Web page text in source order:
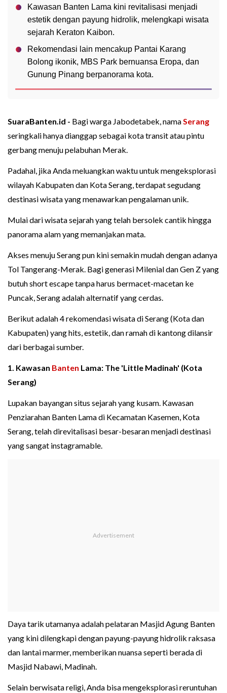
Kawasan Banten Lama kini revitalisasi menjadi
estetik dengan payung hidrolik, melengkapi wisata
sejarah Keraton Kaibon.
Rekomendasi lain mencakup Pantai Karang
Bolong ikonik, MBS Park bernuansa Eropa, dan
Gunung Pinang berpanorama kota.
SuaraBanten.id - Bagi warga Jabodetabek, namaSerang
seringkali hanya dianggap sebagai kota transit atau pintu
gerbang menuju pelabuhan Merak.
Padahal, jika Anda meluangkan waktu untuk mengeksplorasi
wilayah Kabupaten dan Kota Serang, terdapat segudang
destinasi wisata yang menawarkan pengalaman unik.
Mulai dari wisata sejarah yang telah bersolek cantik hingga
panorama alam yang memanjakan mata.
Akses menuju Serang pun kini semakin mudah dengan adanya
Tol Tangerang-Merak. Bagi generasi Milenial dan Gen Z yang
butuh short escape tanpa harus bermacet-macetan ke
Puncak, Serang adalah alternatif yang cerdas.
Berikut adalah 4 rekomendasi wisata di Serang (Kota dan
Kabupaten) yang hits, estetik, dan ramah di kantong dilansir
dari berbagai sumber.
1. Kawasan Banten Lama: The 'Little Madinah' (Kota
Serang)
Lupakan bayangan situs sejarah yang kusam. Kawasan
Penziarahan Banten Lama di Kecamatan Kasemen, Kota
Serang, telah direvitalisasi besar-besaran menjadi destinasi
yang sangat instagramable.
Daya tarik utamanya adalah pelataran Masjid Agung Banten
yang kini dilengkapi dengan payung-payung hidrolik raksasa
dan lantai marmer, memberikan nuansa seperti berada di
Masjid Nabawi, Madinah.
Selain berwisata religi, Anda bisa mengeksplorasi reruntuhan